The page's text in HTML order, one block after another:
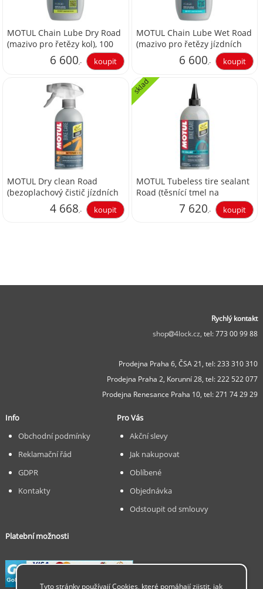
MOTUL Chain Lube Dry Road
(mazivo pro řetězy kol), 100
ml, balení 24ks6 600,-
5 454,55
MOTUL Chain Lube Wet Road
(mazivo pro řetězy jízdních
kol), 100 ml, balení 24ks
6 600,-
MOTUL Dry clean Road
(bezoplachový čistič jízdních
kol), 500 ml, balení 12ks
4 668,-
MOTUL Tubeless tire sealant
Road (těsnící tmel na
pneumatiky), 500 ml, balení
sklad
7 620 ,-
Rychlý kontakt
shop
4lock.cz, tel: 773 00 99 88
Prodejna Praha 6, ČSA 21, tel: 233 310 310
Prodejna Praha 2, Korunní 28, tel: 222 522 077
Prodejna Renesance Praha 10, tel: 271 74 29 29
Info
Obchodní podmínky
Reklamační řád
GDPR
Kontakty
Pro Vás
Akční slevy
Jak nakupovat
Oblíbené
Objednávka
Odstoupit od smlouvy
Platební možnosti
Tyto stránky používají Cookies, které pomáhají zjistit, jak